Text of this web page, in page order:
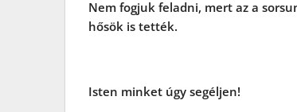
Nem fogjuk feladni, mert az a
hősök is tették.
Isten minket úgy segéljen!